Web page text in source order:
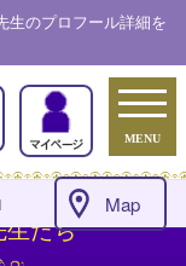
生のプロフール詳細を
MENU
Map
生たち